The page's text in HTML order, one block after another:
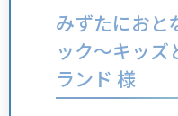
みずたにおと
ック～キッズ
ランド 様